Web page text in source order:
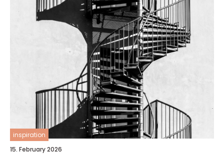
inspiration
15. February 2026